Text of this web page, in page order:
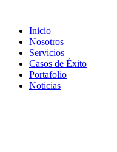
Inicio
Nosotros
Servicios
Casos de Éxito
Portafolio
Noticias